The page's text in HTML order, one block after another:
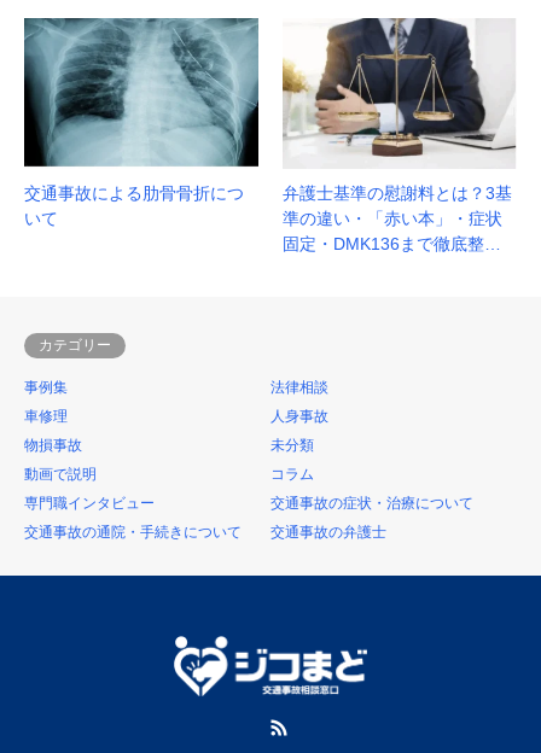
交通事故による肋骨骨折につ
いて
弁護士基準の慰謝料とは？3基
準の違い・「赤い本」・症状
固定・DMK136まで徹底整…
カテゴリー
事例集
法律相談
車修理
人身事故
物損事故
未分類
動画で説明
コラム
専門職インタビュー
交通事故の症状・治療について
交通事故の通院・手続きについて
交通事故の弁護士